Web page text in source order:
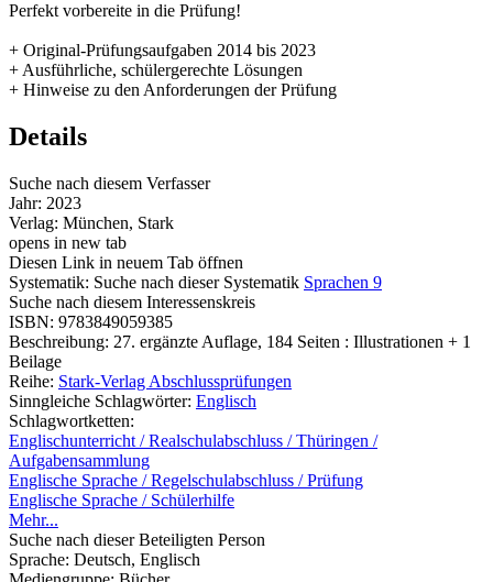
Perfekt vorbereite in die Prüfung!
+ Original-Prüfungsaufgaben 2014 bis 2023
+ Ausführliche, schülergerechte Lösungen
+ Hinweise zu den Anforderungen der Prüfung
Details
Suche nach diesem Verfasser
Jahr: 2023
Verlag: München, Stark
opens in new tab
Diesen Link in neuem Tab öffnen
Systematik: Suche nach dieser Systematik Sprachen 9
Suche nach diesem Interessenskreis
ISBN: 9783849059385
Beschreibung: 27. ergänzte Auflage, 184 Seiten : Illustrationen + 1
Beilage
Reihe: Stark-Verlag Abschlussprüfungen
Sinngleiche Schlagwörter: Englisch
Schlagwortketten:
Englischunterricht / Realschulabschluss / Thüringen /
Aufgabensammlung
Englische Sprache / Regelschulabschluss / Prüfung
Englische Sprache / Schülerhilfe
Mehr...
Suche nach dieser Beteiligten Person
Sprache: Deutsch, Englisch